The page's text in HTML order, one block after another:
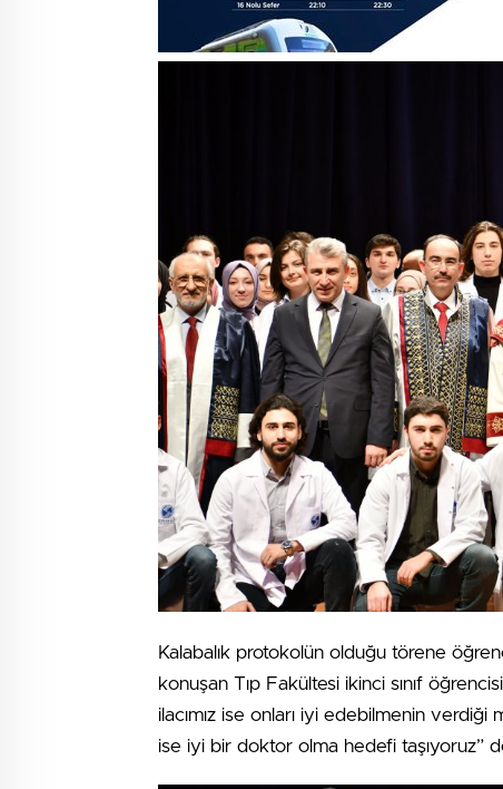
Kalabalık protokolün olduğu törene
konuşan Tıp Fakültesi ikinci sınıf
ilacımız ise onları iyi edebilmenin
ise iyi bir doktor olma hedefi taşıyoruz”